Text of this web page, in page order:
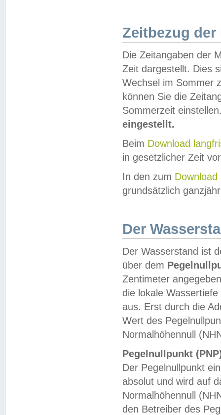
Zeitbezug der
Die Zeitangaben der
Zeit dargestellt. Dies
Wechsel im Sommer
können Sie die
Sommerzeit
eingestellt.
Beim Download
in gesetzlicher Zeit
In den zum Download
grundsätzlich
Der
Der Wasserstand ist
über dem
Zentimeter
die lokale
aus. Erst durch die
Wert des
Normalhöhennull
Pegelnullpunkt
Der Pegelnullpunkt
absolut und wird auf
Normalhöhennull
den Betreiber des